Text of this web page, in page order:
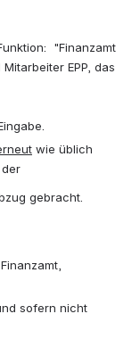
"Finanzamt
EPP, das
wie üblich
der
gebracht.
sofern nicht